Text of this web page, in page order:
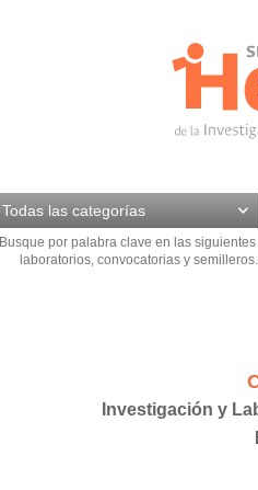
Todas las categorías
Busque por palabra clave en las
laboratorios, convocatorias y
Investigación y